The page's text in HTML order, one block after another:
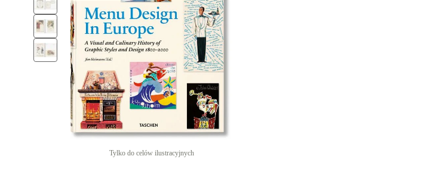
Tylko do celów ilustracyjnych